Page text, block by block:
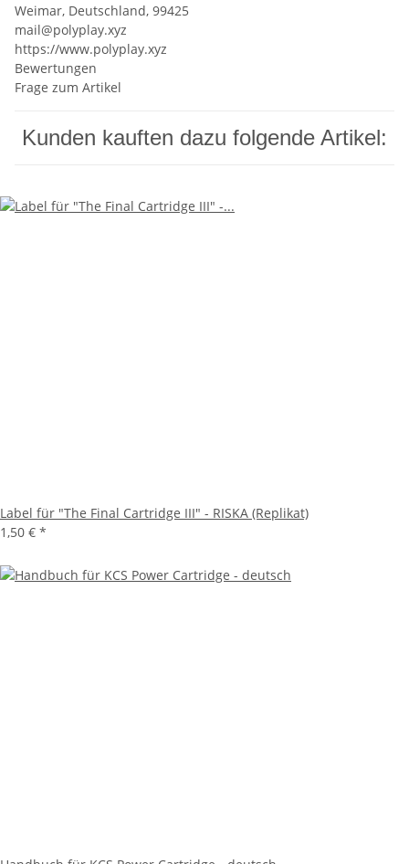
Weimar, Deutschland, 99425
mail@polyplay.xyz
https://www.polyplay.xyz
Bewertungen
Frage zum Artikel
Kunden kauften dazu folgende Artikel:
Label für "The Final Cartridge III" - RISKA (Replikat)
1,50 € *